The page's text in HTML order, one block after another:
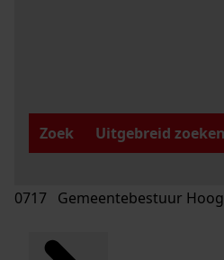
Zoek
Uitgebreid zoeken
0717 Gemeentebestuur